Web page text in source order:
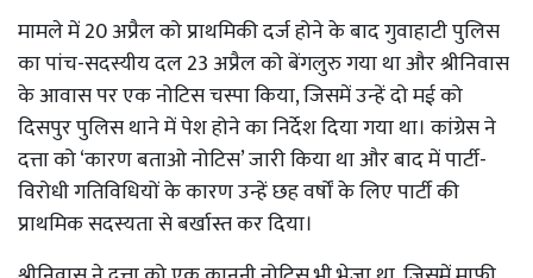
मामले में 20 अप्रैल को प्राथमिकी दर्ज होने के बाद गुवाहाटी पुलिस
का पांच-सदस्यीय दल 23 अप्रैल को बेंगलुरु गया था और श्रीनिवास
के आवास पर एक नोटिस चस्पा किया, जिसमें उन्हें दो मई को
दिसपुर पुलिस थाने में पेश होने का निर्देश दिया गया था। कांग्रेस ने
दत्ता को ‘कारण बताओ नोटिस’ जारी किया था और बाद में पार्टी-
विरोधी गतिविधियों के कारण उन्हें छह वर्षों के लिए पार्टी की
प्राथमिक सदस्यता से बर्खास्त कर दिया।